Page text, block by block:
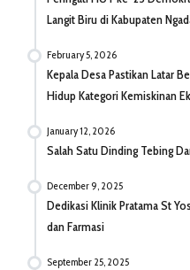
Langit Biru di Kabupaten
February 5, 2026
Kepala Desa Pastikan Latar
Hidup Kategori Kemiskinan
January 12, 2026
Salah Satu Dinding Tebing
December 9, 2025
Dedikasi Klinik Pratama St
dan Farmasi
September 25, 2025